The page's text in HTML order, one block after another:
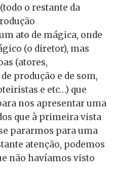
o restante da
ato de mágica, onde
(o diretor), mas
(atores,
produção e de som,
e etc…) que
nos apresentar uma
que à primeira vista
pararmos para uma
atenção, podemos
não havíamos visto